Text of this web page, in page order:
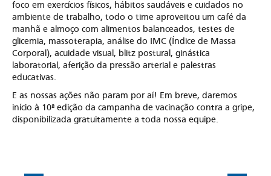
foco em exercícios físicos, hábitos saudáveis e cuidados no
ambiente de trabalho, todo o time aproveitou um café da
manhã e almoço com alimentos balanceados, testes de
glicemia, massoterapia, análise do IMC (Índice de Massa
Corporal), acuidade visual, blitz postural, ginástica
laboratorial, aferição da pressão arterial e palestras
educativas.
E as nossas ações não param por aí! Em breve, daremos
início à 10ª edição da campanha de vacinação contra a gripe,
disponibilizada gratuitamente a toda nossa equipe.